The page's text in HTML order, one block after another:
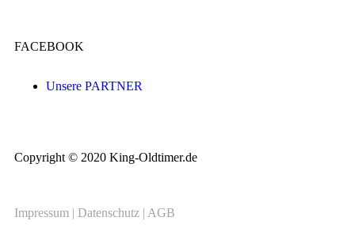
FACEBOOK
Unsere PARTNER
Copyright © 2020 King-Oldtimer.de
Impressum | Datenschutz | AGB